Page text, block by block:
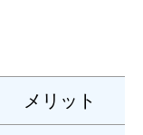
メリット